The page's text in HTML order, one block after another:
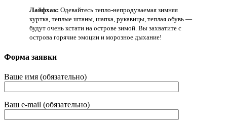
Лайфхак: Одевайтесь тепло-непродуваемая зимняя
куртка, теплые штаны, шапка, рукавицы, теплая обувь —
будут очень кстати на острове зимой. Вы захватите с
острова горячие эмоции и морозное дыхание!
Форма заявки
Ваше имя (обязательно)
Ваш e-mail (обязательно)